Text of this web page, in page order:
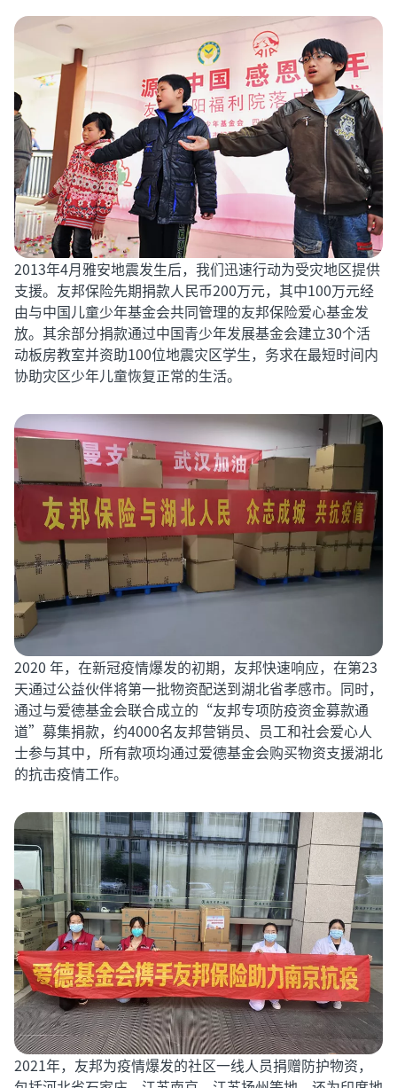
2013年4月雅安地震发生后，我们迅速行动为受灾地区提供
支援。友邦保险先期捐款人民币200万元，其中100万元经
由与中国儿童少年基金会共同管理的友邦保险爱心基金发
放。其余部分捐款通过中国青少年发展基金会建立30个活
动板房教室并资助100位地震灾区学生，务求在最短时间内
协助灾区少年儿童恢复正常的生活。
2020 年，在新冠疫情爆发的初期，友邦快速响应，在第23
天通过公益伙伴将第一批物资配送到湖北省孝感市。同时，
通过与爱德基金会联合成立的“友邦专项防疫资金募款通
道”募集捐款，约4000名友邦营销员、员工和社会爱心人
士参与其中，所有款项均通过爱德基金会购买物资支援湖北
的抗击疫情工作。
2021年，友邦为疫情爆发的社区一线人员捐赠防护物资，